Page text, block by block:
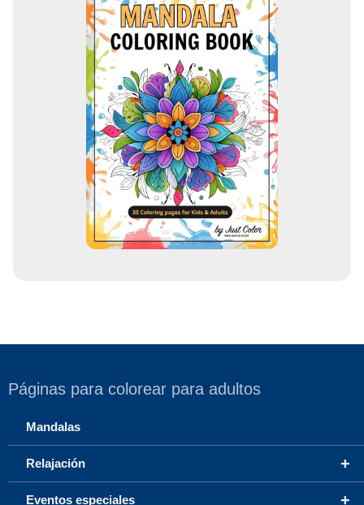
Páginas para colorear para adultos
Mandalas
+
Relajación
+
Eventos especiales